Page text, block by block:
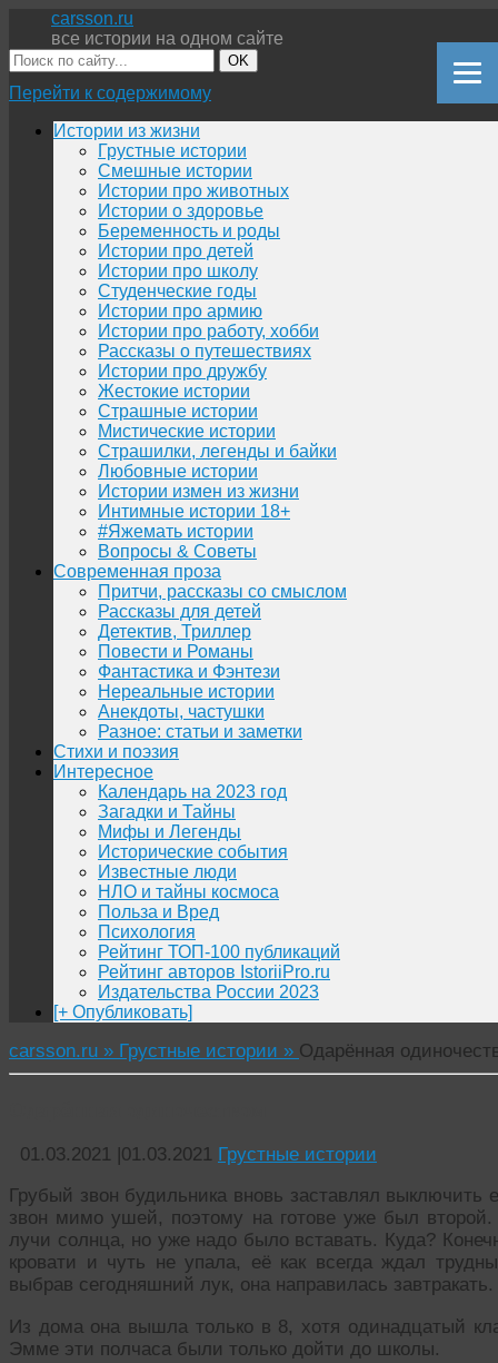
carsson.ru
все истории на одном сайте
OK
Перейти к содержимому
Истории из жизни
Грустные истории
Смешные истории
Истории про животных
Истории о здоровье
Беременность и роды
Истории про детей
Истории про школу
Студенческие годы
Истории про армию
Истории про работу, хобби
Рассказы о путешествиях
Истории про дружбу
Жестокие истории
Страшные истории
Мистические истории
Страшилки, легенды и байки
Любовные истории
Истории измен из жизни
Интимные истории 18+
#Яжемать истории
Вопросы & Советы
Современная проза
Притчи, рассказы со смыслом
Рассказы для детей
Детектив, Триллер
Повести и Романы
Фантастика и Фэнтези
Нереальные истории
Анекдоты, частушки
Разное: статьи и заметки
Стихи и поэзия
Интересное
Календарь на 2023 год
Загадки и Тайны
Мифы и Легенды
Исторические события
Известные люди
НЛО и тайны космоса
Польза и Вред
Психология
Рейтинг ТОП-100 публикаций
Рейтинг авторов IstoriiPro.ru
Издательства России 2023
[+ Опубликовать]
carsson.ru » Грустные истории » Одарённая
01.03.2021 |01.03.2021 Грустные истории
Грубый звон будильника вновь заставлял
звон мимо ушей, поэтому на готове уже был
лучи солнца, но уже надо было вставать. Куда?
кровати и чуть не упала, её как всегда ждал
выбрав сегодняшний лук, она направилась завтракать.
Из дома она вышла только в 8, хотя одинадцатый
Эмме эти полчаса были только дойти до школы.